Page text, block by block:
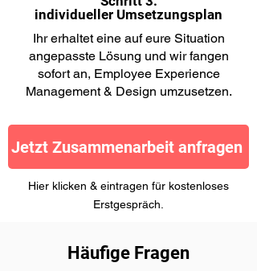
individueller Umsetzungsplan
Ihr erhaltet eine auf eure Situation
angepasste Lösung und wir fangen
sofort an, Employee Experience
Management & Design umzusetzen.
Jetzt Zusammenarbeit anfragen
Hier klicken & eintragen für kostenloses
Erstgespräch.
Häufige Fragen